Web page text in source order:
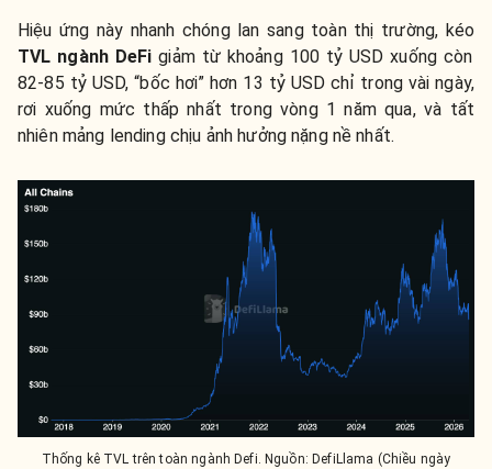
Hiệu ứng này nhanh chóng lan sang toàn thị trường, kéo
TVL ngành DeFigiảm từ khoảng 100 tỷ USD xuống còn
82-85 tỷ USD, “bốc hơi” hơn 13 tỷ USD chỉ trong vài ngày,
rơi xuống mức thấp nhất trong vòng 1 năm qua, và tất
nhiên mảng lending chịu ảnh hưởng nặng nề nhất.
Thống kê TVL trên toàn ngành Defi. Nguồn: DefiLlama (Chiều ngày